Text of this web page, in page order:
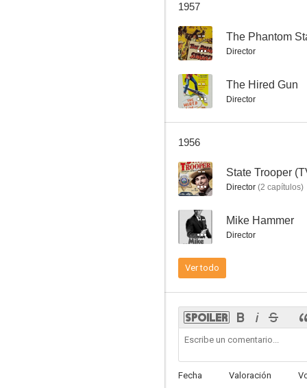
--
Annie Oakley
--
1957
-- The Phantom
Director
-- The Hired Gun
Director
1956
-- State Trooper
Director (2 capítulos)
-- Mike Hammer
Director
Ver todo
Fecha Valoración